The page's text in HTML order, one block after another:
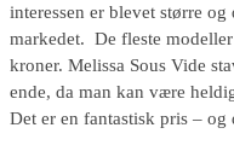
interessen er blevet større
markedet. De fleste
kroner. Melissa Sous Vide
ende, da man kan være
Det er en fantastisk pris –